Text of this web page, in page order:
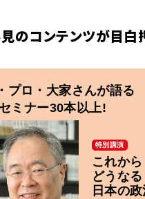
のコンテンツが目白
プロ・大家さんが語る
セミナー30本以上!
特別講演
これから
どうなる
日本の